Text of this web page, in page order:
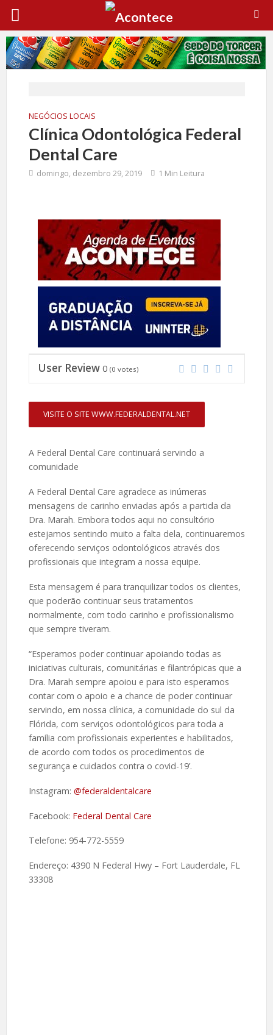
NEGÓCIOS LOCAIS
Clínica Odontológica Federal
Dental Care
domingo, dezembro 29, 2019 1 Min Leitura
User Review 0 (0 votes)
VISITE O SITE WWW.FEDERALDENTAL.NET
A Federal Dental Care continuará servindo a
comunidade
A Federal Dental Care agradece as inúmeras
mensagens de carinho enviadas após a partida da
Dra. Marah. Embora todos aqui no consultório
estejamos sentindo muito a falta dela, continuaremos
oferecendo serviços odontológicos através dos
profissionais que integram a nossa equipe.
Esta mensagem é para tranquilizar todos os clientes,
que poderão continuar seus tratamentos
normalmente, com todo carinho e profissionalismo
que sempre tiveram.
“Esperamos poder continuar apoiando todas as
iniciativas culturais, comunitárias e filantrópicas que a
Dra. Marah sempre apoiou e para isto esperamos
contar com o apoio e a chance de poder continuar
servindo, em nossa clínica, a comunidade do sul da
Flórida, com serviços odontológicos para toda a
família com profissionais experientes e habilitados,
de acordo com todos os procedimentos de
segurança e cuidados contra o covid-19’.
Instagram: @federaldentalcare
Facebook: Federal Dental Care
Telefone: 954-772-5559
Endereço: 4390 N Federal Hwy – Fort Lauderdale, FL
33308